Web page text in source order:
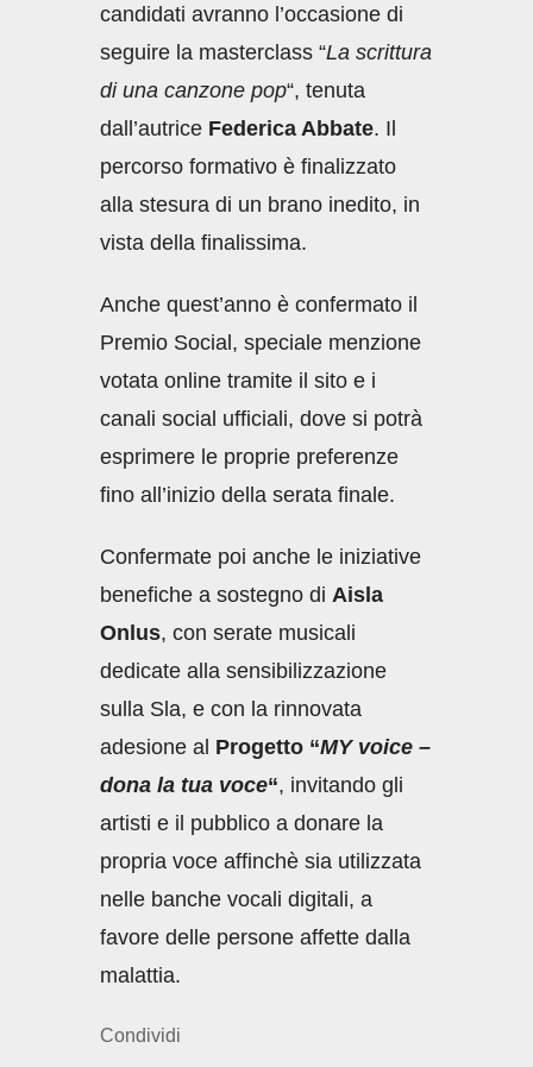
candidati avranno l’occasione di
seguire la masterclass “La scrittura
di una canzone pop“, tenuta
dall’autrice Federica Abbate. Il
percorso formativo è finalizzato
alla stesura di un brano inedito, in
vista della finalissima.
Anche quest’anno è confermato il
Premio Social, speciale menzione
votata online tramite il sito e i
canali social ufficiali, dove si potrà
esprimere le proprie preferenze
fino all’inizio della serata finale.
Confermate poi anche le iniziative
benefiche a sostegno di Aisla
Onlus, con serate musicali
dedicate alla sensibilizzazione
sulla Sla, e con la rinnovata
adesione al Progetto “MY voice –
dona la tua voce“, invitando gli
artisti e il pubblico a donare la
propria voce affinchè sia utilizzata
nelle banche vocali digitali, a
favore delle persone affette dalla
malattia.
Condividi